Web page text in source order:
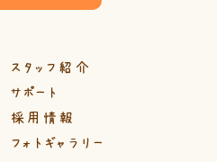
スタッフ紹介
サポート
採用情報
フォトギャラリー